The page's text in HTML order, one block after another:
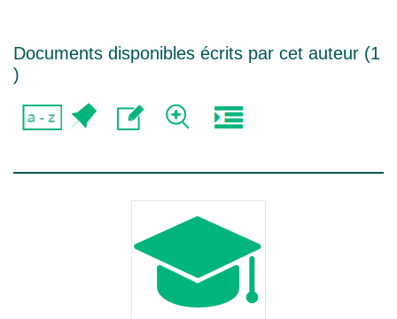
Documents disponibles écrits par cet auteur (1
)